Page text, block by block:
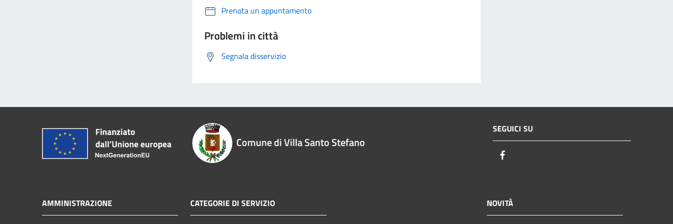
Prenota un appuntamento
Problemi in città
Segnala disservizio
Comune di Villa Santo Stefano
SEGUICI SU
AMMINISTRAZIONE CATEGORIE DI SERVIZIO NOVITÀ